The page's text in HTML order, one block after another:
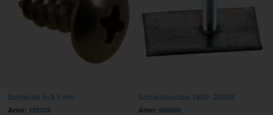
Schraube h=9,5 mm
Artnr: 192318
Schraubenclips 1800 -20999
Artnr: 668068